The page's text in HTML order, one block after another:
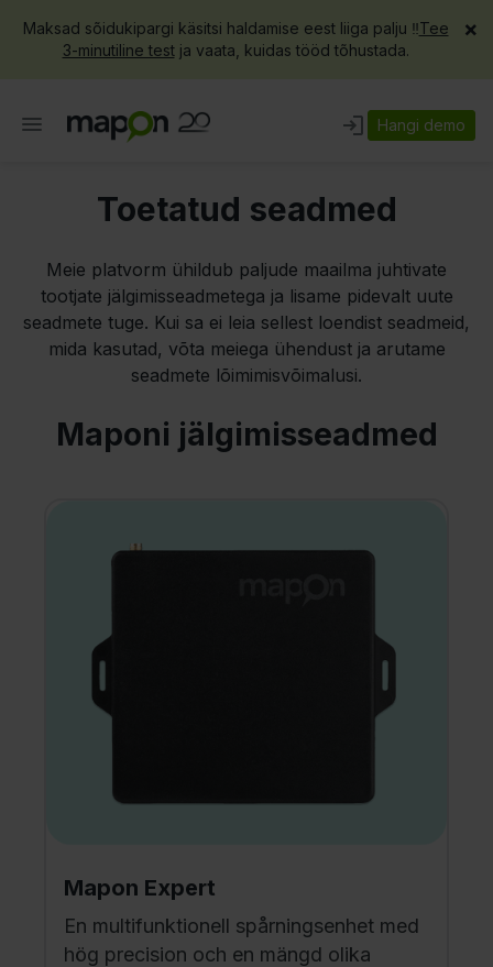
Maksad sõidukipargi käsitsi haldamise eest liiga palju ‼️Tee
3-minutiline testja vaata, kuidas tööd tõhustada.
×
Hangi demo
Toetatud seadmed
Meie platvorm ühildub paljude maailma juhtivate
tootjate jälgimisseadmetega ja lisame pidevalt uute
seadmete tuge. Kui sa ei leia sellest loendist seadmeid,
mida kasutad, võta meiega ühendust ja arutame
seadmete lõimimisvõimalusi.
Maponi jälgimisseadmed
Mapon Expert
En multifunktionell spårningsenhet med
hög precision och en mängd olika